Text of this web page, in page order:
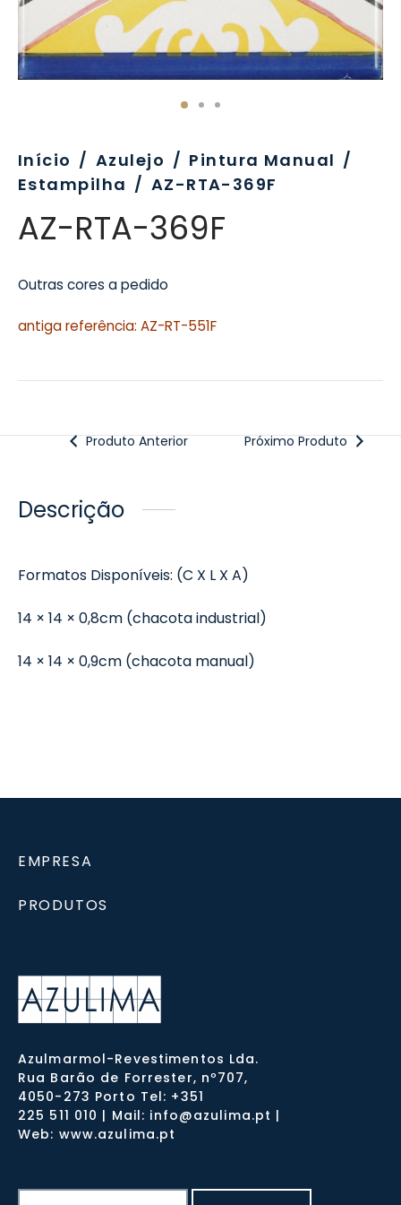
Início / Azulejo / Pintura Manual /
Estampilha / AZ-RTA-369F
AZ-RTA-369F
Outras cores a pedido
antiga referência: AZ-RT-551F
Produto Anterior Próximo Produto
Descrição
Formatos Disponíveis: (C X L X A)
14 × 14 × 0,8cm (chacota industrial)
14 × 14 × 0,9cm (chacota manual)
EMPRESA
PRODUTOS
Azulmarmol-Revestimentos Lda.
Rua Barão de Forrester, nº707,
4050-273 Porto Tel: +351
225 511 010 | Mail: info@azulima.pt |
Web: www.azulima.pt
Formatos